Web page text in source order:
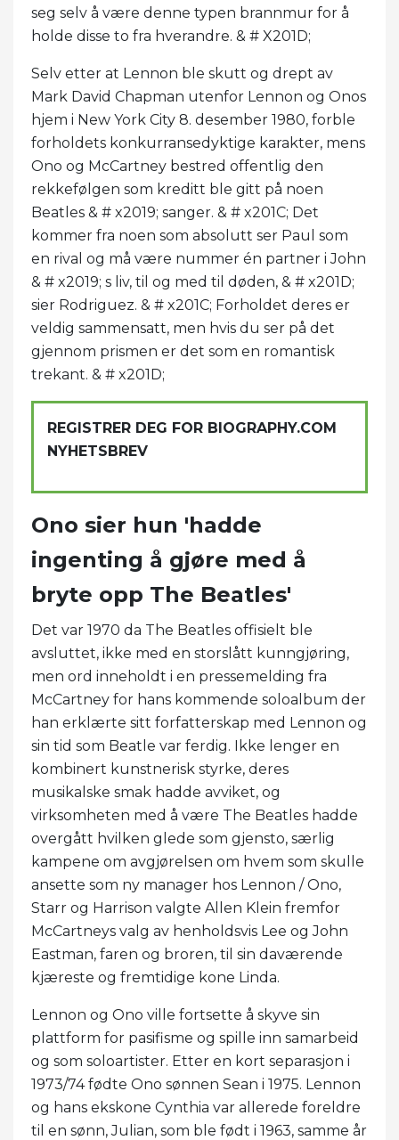
seg selv å være denne typen brannmur for å
holde disse to fra hverandre. & # X201D;
Selv etter at Lennon ble skutt og drept av
Mark David Chapman utenfor Lennon og Onos
hjem i New York City 8. desember 1980, forble
forholdets konkurransedyktige karakter, mens
Ono og McCartney bestred offentlig den
rekkefølgen som kreditt ble gitt på noen
Beatles & # x2019; sanger. & # x201C; Det
kommer fra noen som absolutt ser Paul som
en rival og må være nummer én partner i John
& # x2019; s liv, til og med til døden, & # x201D;
sier Rodriguez. & # x201C; Forholdet deres er
veldig sammensatt, men hvis du ser på det
gjennom prismen er det som en romantisk
trekant. & # x201D;
REGISTRER DEG FOR BIOGRAPHY.COM
NYHETSBREV
Ono sier hun 'hadde
ingenting å gjøre med å
bryte opp The Beatles'
Det var 1970 da The Beatles offisielt ble
avsluttet, ikke med en storslått kunngjøring,
men ord inneholdt i en pressemelding fra
McCartney for hans kommende soloalbum der
han erklærte sitt forfatterskap med Lennon og
sin tid som Beatle var ferdig. Ikke lenger en
kombinert kunstnerisk styrke, deres
musikalske smak hadde avviket, og
virksomheten med å være The Beatles hadde
overgått hvilken glede som gjensto, særlig
kampene om avgjørelsen om hvem som skulle
ansette som ny manager hos Lennon / Ono,
Starr og Harrison valgte Allen Klein fremfor
McCartneys valg av henholdsvis Lee og John
Eastman, faren og broren, til sin daværende
kjæreste og fremtidige kone Linda.
Lennon og Ono ville fortsette å skyve sin
plattform for pasifisme og spille inn samarbeid
og som soloartister. Etter en kort separasjon i
1973/74 fødte Ono sønnen Sean i 1975. Lennon
og hans ekskone Cynthia var allerede foreldre
til en sønn, Julian, som ble født i 1963, samme år